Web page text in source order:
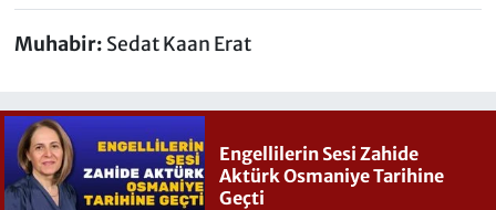
Muhabir: Sedat Kaan Erat
Engellilerin Sesi Zahide
Aktürk Osmaniye Tarihine
Geçti